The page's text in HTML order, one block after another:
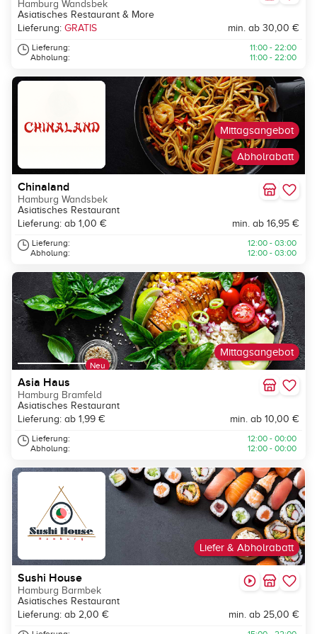
Hamburg Wandsbek
Asiatisches Restaurant & More
Lieferung: GRATIS min. ab 30,00 €
Lieferung:
Abholung:
11:00 - 22:00
11:00 - 22:00
Abholrabatt
Mittagsangebot
Chinaland
Hamburg Wandsbek
Asiatisches Restaurant
Lieferung: ab 1,00 €
min. ab 16,95 €
Lieferung:
Abholung:
12:00 - 03:00
12:00 - 03:00
Mittagsangebot
Neu
Asia Haus
Hamburg Bramfeld
Asiatisches Restaurant
Lieferung: ab 1,99 €
min. ab 10,00 €
Lieferung:
Abholung:
12:00 - 00:00
12:00 - 00:00
Liefer & Abholrabatt
Sushi House
Hamburg Barmbek
Asiatisches Restaurant
Lieferung: ab 2,00 €
min. ab 25,00 €